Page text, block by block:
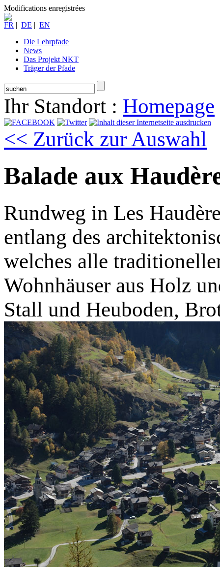
Modifications enregistrées
FR | DE | EN
Die Lehrpfade
News
Das Projekt NKT
Träger der Pfade
Ihr Standort : Homepage
<< Zurück zur Auswahl
Balade aux
Rundweg in Les
entlang des
welches alle
Wohnhäuser aus Holz
Stall und Heuboden,